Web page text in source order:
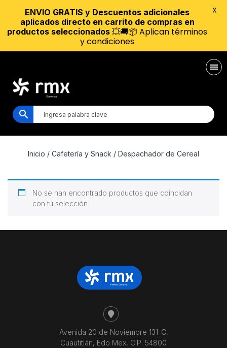
Inicio / Cafetería y Snack / Despachador de Cereal
No se han encontrado productos que coincidan
con tu selección.
Avenida 20 de Noviembre 131-C,
Cuautitlán, Edo Mex, C.P. 54800
ENVIO GRATIS y Descuentos adicionales
aplicados directo en carrito de compras en
productos seleccionados 💥🚚📦 Aplican términos
y condiciones
X